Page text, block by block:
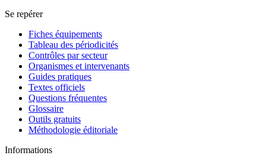
Se repérer
Fiches équipements
Tableau des périodicités
Contrôles par secteur
Organismes et intervenants
Guides pratiques
Textes officiels
Questions fréquentes
Glossaire
Outils gratuits
Méthodologie éditoriale
Informations